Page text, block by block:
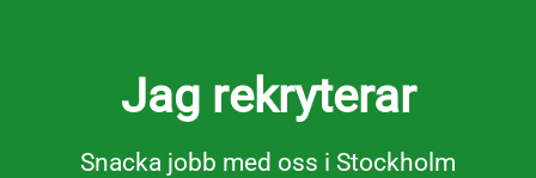
Jag rekryterar
Snacka jobb med oss i Stockholm